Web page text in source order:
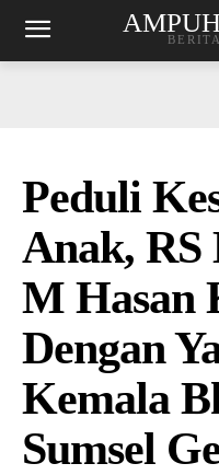
Peduli
Anak, RS
M Hasan
Dengan
Kemala
Sumsel